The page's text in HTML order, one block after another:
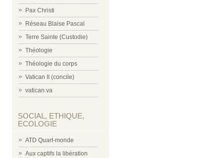
Pax Christi
Réseau Blaise Pascal
Terre Sainte (Custodie)
Théologie
Théologie du corps
Vatican II (concile)
vatican.va
SOCIAL, ETHIQUE,
ECOLOGIE
ATD Quart-monde
Aux captifs la libération